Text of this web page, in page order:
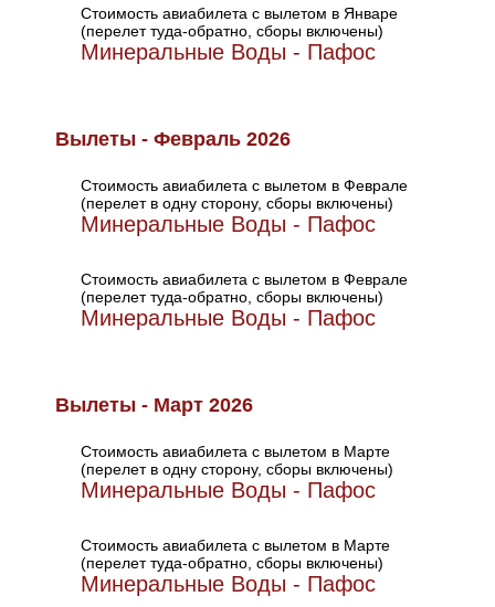
Стоимость авиабилета с вылетом в Январе
(перелет туда-обратно, сборы включены)
Минеральные Воды - Пафос
Вылеты - Февраль 2026
Стоимость авиабилета с вылетом в Феврале
(перелет в одну сторону, сборы включены)
Минеральные Воды - Пафос
Стоимость авиабилета с вылетом в Феврале
(перелет туда-обратно, сборы включены)
Минеральные Воды - Пафос
Вылеты - Март 2026
Стоимость авиабилета с вылетом в Марте
(перелет в одну сторону, сборы включены)
Минеральные Воды - Пафос
Стоимость авиабилета с вылетом в Марте
(перелет туда-обратно, сборы включены)
Минеральные Воды - Пафос